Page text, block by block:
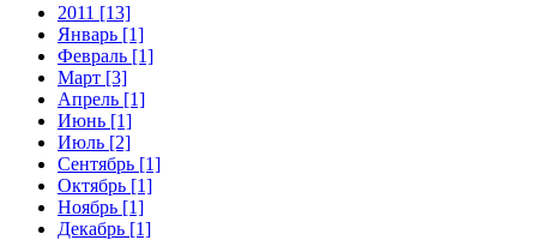
2011 [13]
Январь [1]
Февраль [1]
Март [3]
Апрель [1]
Июнь [1]
Июль [2]
Сентябрь [1]
Октябрь [1]
Ноябрь [1]
Декабрь [1]